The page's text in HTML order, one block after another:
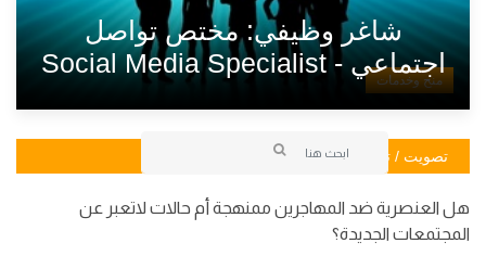
منح وخدمات
شاغر وظيفي: مختص تواصل
اجتماعي - Social Media Specialist
تصويت / تصويت
هل العنصرية ضد المهاجرين ممنهجة أم حالات لاتعبر عن
المجتمعات الجديدة؟